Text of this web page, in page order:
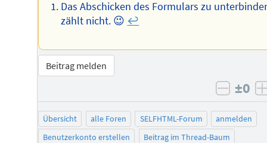
Das Abschicken des Formulars zu
zählt nicht. 😉 ↩︎
Beitrag melden
±0
Übersicht alle Foren SELFHTML-Forum
anmelden
Benutzerkonto erstellen
Beitrag im Thread-Baum